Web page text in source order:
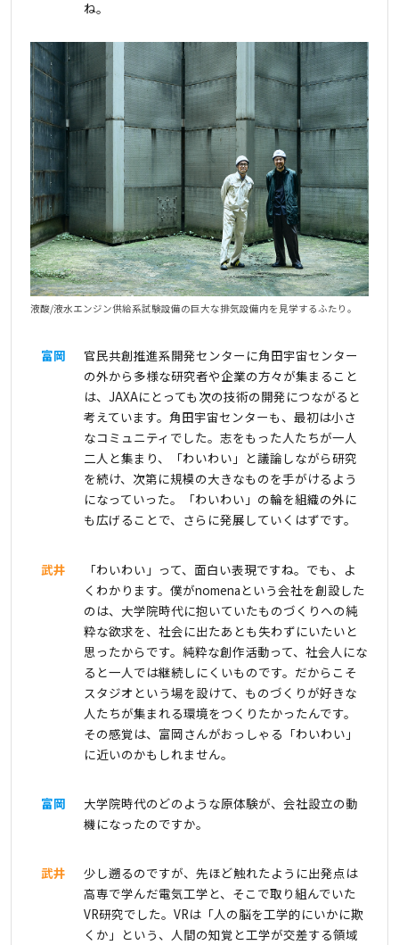
ね。
液酸/液水エンジン供給系試験設備の巨大な排気設備内を見学するふたり。
富岡
官民共創推進系開発センターに角田宇宙センター
の外から多様な研究者や企業の方々が集まること
は、JAXAにとっても次の技術の開発につながると
考えています。角田宇宙センターも、最初は小さ
なコミュニティでした。志をもった人たちが一人
二人と集まり、「わいわい」と議論しながら研究
を続け、次第に規模の大きなものを手がけるよう
になっていった。「わいわい」の輪を組織の外に
も広げることで、さらに発展していくはずです。
武井
「わいわい」って、面白い表現ですね。でも、よ
くわかります。僕がnomenaという会社を創設した
のは、大学院時代に抱いていたものづくりへの純
粋な欲求を、社会に出たあとも失わずにいたいと
思ったからです。純粋な創作活動って、社会人にな
ると一人では継続しにくいものです。だからこそ
スタジオという場を設けて、ものづくりが好きな
人たちが集まれる環境をつくりたかったんです。
その感覚は、富岡さんがおっしゃる「わいわい」
に近いのかもしれません。
富岡
大学院時代のどのような原体験が、会社設立の動
機になったのですか。
武井
少し遡るのですが、先ほど触れたように出発点は
高専で学んだ電気工学と、そこで取り組んでいた
VR研究でした。VRは「人の脳を工学的にいかに欺
くか」という、人間の知覚と工学が交差する領域